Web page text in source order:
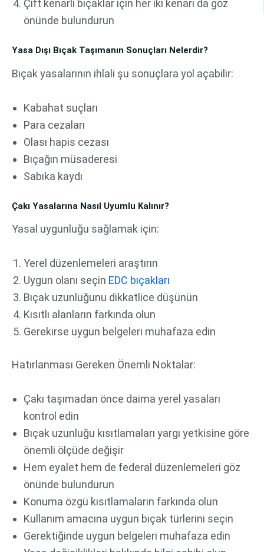
Çift kenarlı bıçaklar için her iki kenarı da göz
önünde bulundurun
Yasa Dışı Bıçak Taşımanın Sonuçları Nelerdir?
Bıçak yasalarının ihlali şu sonuçlara yol açabilir:
Kabahat suçları
Para cezaları
Olası hapis cezası
Bıçağın müsaderesi
Sabıka kaydı
Çakı Yasalarına Nasıl Uyumlu Kalınır?
Yasal uygunluğu sağlamak için:
Yerel düzenlemeleri araştırın
Uygun olanı seçin EDC bıçakları
Bıçak uzunluğunu dikkatlice düşünün
Kısıtlı alanların farkında olun
Gerekirse uygun belgeleri muhafaza edin
Hatırlanması Gereken Önemli Noktalar:
Çakı taşımadan önce daima yerel yasaları
kontrol edin
Bıçak uzunluğu kısıtlamaları yargı yetkisine göre
önemli ölçüde değişir
Hem eyalet hem de federal düzenlemeleri göz
önünde bulundurun
Konuma özgü kısıtlamaların farkında olun
Kullanım amacına uygun bıçak türlerini seçin
Gerektiğinde uygun belgeleri muhafaza edin